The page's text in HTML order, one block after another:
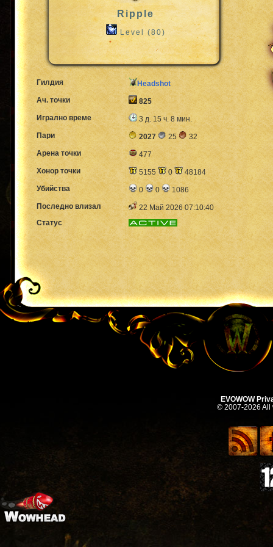
Ripple
Level (80)
Гилдия
Headshot
Ач. точки
825
Игрално време
3 д. 15 ч. 8 мин.
Пари
2027 25
32
Арена точки
477
Хонор точки
5155 0
48184
Убийства
0 0
1086
Последно влизал
22 Май 2026 07:10:40
Статус
EVOWOW
© 2007-2026 All